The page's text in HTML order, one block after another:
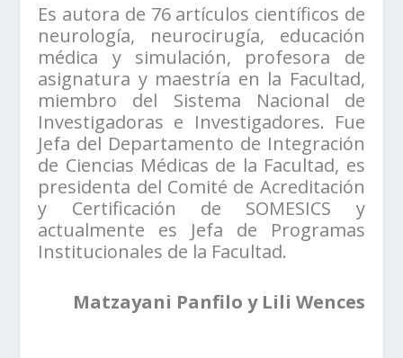
Es autora de 76 artículos científicos de
neurología, neurocirugía, educación
médica y simulación, profesora de
asignatura y maestría en la Facultad,
miembro del Sistema Nacional de
Investigadoras e Investigadores. Fue
Jefa del Departamento de Integración
de Ciencias Médicas de la Facultad, es
presidenta del Comité de Acreditación
y Certificación de SOMESICS y
actualmente es Jefa de Programas
Institucionales de la Facultad.
Matzayani Panfilo y Lili Wences